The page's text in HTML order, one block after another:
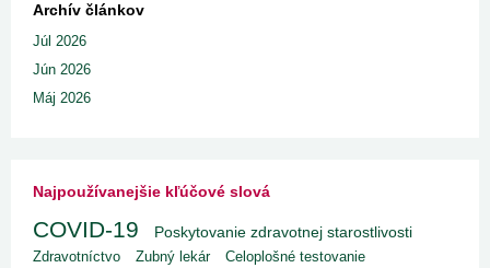
Archív článkov
Júl 2026
Jún 2026
Máj 2026
Najpoužívanejšie kľúčové slová
COVID-19 Poskytovanie zdravotnej starostlivosti
Zdravotníctvo Zubný lekár
Celoplošné testovanie